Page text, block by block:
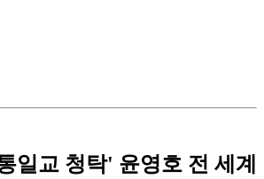
일교 청탁' 윤영호 전 세계